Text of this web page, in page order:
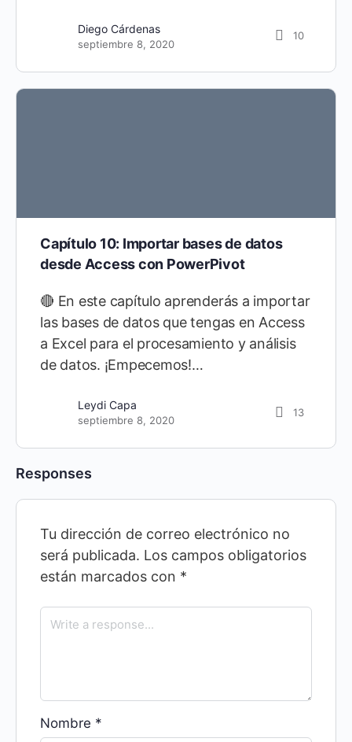
Diego Cárdenas
septiembre 8, 2020
10
Capítulo 10: Importar bases de datos
desde Access con PowerPivot
🔴 En este capítulo aprenderás a importar
las bases de datos que tengas en Access
a Excel para el procesamiento y análisis
de datos. ¡Empecemos!…
Leydi Capa
septiembre 8, 2020
13
Responses
Tu dirección de correo electrónico no
será publicada. Los campos obligatorios
están marcados con *
Nombre *